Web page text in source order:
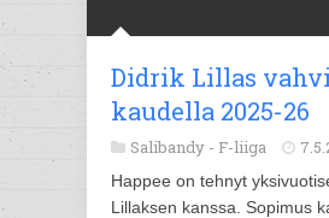
Didrik Lillas
kaudella 2025-26
Salibandy - F-liiga
Happee on tehnyt
Lillaksen kanssa. Sopimus